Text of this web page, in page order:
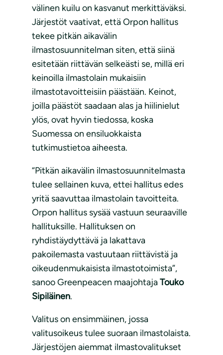
välinen kuilu on kasvanut merkittäväksi.
Järjestöt vaativat, että Orpon hallitus
tekee pitkän aikavälin
ilmastosuunnitelman siten, että siinä
esitetään riittävän selkeästi se, millä eri
keinoilla ilmastolain mukaisiin
ilmastotavoitteisiin päästään. Keinot,
joilla päästöt saadaan alas ja hiilinielut
ylös, ovat hyvin tiedossa, koska
Suomessa on ensiluokkaista
tutkimustietoa aiheesta.
“Pitkän aikavälin ilmastosuunnitelmasta
tulee sellainen kuva, ettei hallitus edes
yritä saavuttaa ilmastolain tavoitteita.
Orpon hallitus sysää vastuun seuraaville
hallituksille. Hallituksen on
ryhdistäydyttävä ja lakattava
pakoilemasta vastuutaan riittävistä ja
oikeudenmukaisista ilmastotoimista”,
sanoo Greenpeacen maajohtajaTouko
Sipiläinen.
Valitus on ensimmäinen, jossa
valitusoikeus tulee suoraan ilmastolaista.
Järjestöjen aiemmat ilmastovalitukset